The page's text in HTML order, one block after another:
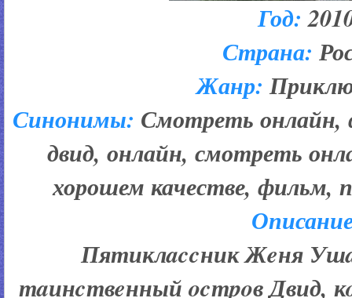
Год:
Страна:
Жанр:
Синонимы: Смотреть онлайн,
двид, онлайн, смотреть
хорошем качестве, фильм,
Пятиклaccник Жeня
тaинcтвeнный ocтpoв Двид,